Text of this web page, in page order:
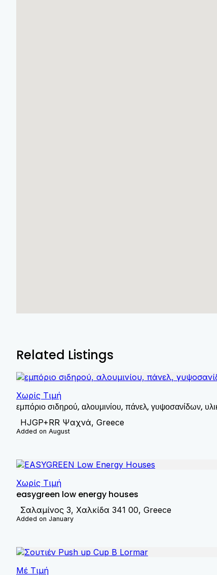
Related Listings
Χωρίς Τιμή
εμπόριο σιδηρού, αλουμινίου, πάνελ, γυψοσανίδων,
HJGP+RR Ψαχνά, Greece
Added on August
Χωρίς Τιμή
easygreen low energy houses
Σαλαμίνος 3, Χαλκίδα 341 00, Greece
Added on January
Μέ Τιμή